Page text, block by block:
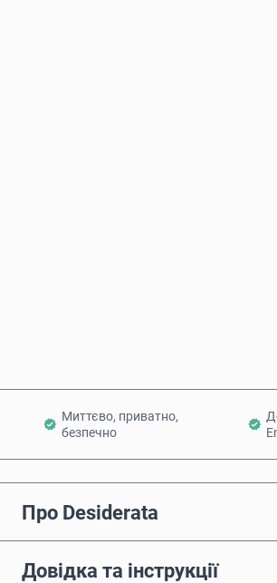
Миттєво, приватно,
безпечно
Про Desiderata
Довідка та інструкції